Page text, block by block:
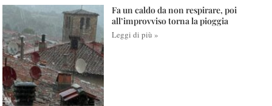
Fa un caldo da non respirare, poi
all’improvviso torna la pioggia
Leggi di più »